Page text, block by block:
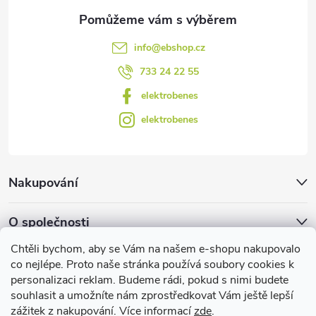
Chtěli bychom, aby se Vám na našem e-shopu nakupovalo
co nejlépe. Proto naše stránka používá soubory cookies k
personalizaci reklam. Budeme rádi, pokud s nimi budete
souhlasit a umožníte nám zprostředkovat Vám ještě lepší
zážitek z nakupování. Více informacízde.
u
Nakupování
O společnosti
Facebook
info@ebshop.cz
733 24 22 55
elektrobenes
elektrobenes